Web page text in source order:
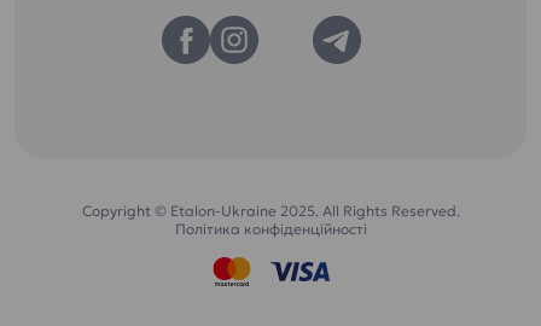
Copyright © Etalon-Ukraine 2025. All Rights Reserved.
Політика конфіденційності